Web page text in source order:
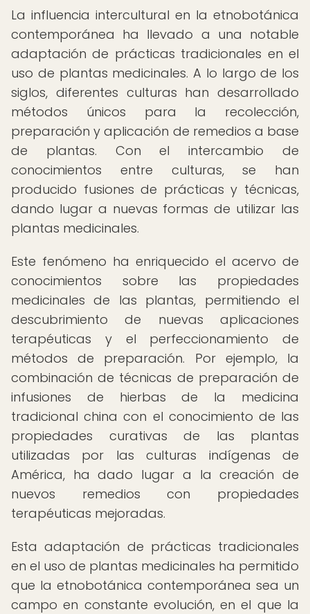
La influencia intercultural en la etnobotánica
contemporánea ha llevado a una notable
adaptación de prácticas tradicionales en el
uso de plantas medicinales. A lo largo de los
siglos, diferentes culturas han desarrollado
métodos únicos para la recolección,
preparación y aplicación de remedios a base
de plantas. Con el intercambio de
conocimientos entre culturas, se han
producido fusiones de prácticas y técnicas,
dando lugar a nuevas formas de utilizar las
plantas medicinales.
Este fenómeno ha enriquecido el acervo de
conocimientos sobre las propiedades
medicinales de las plantas, permitiendo el
descubrimiento de nuevas aplicaciones
terapéuticas y el perfeccionamiento de
métodos de preparación. Por ejemplo, la
combinación de técnicas de preparación de
infusiones de hierbas de la medicina
tradicional china con el conocimiento de las
propiedades curativas de las plantas
utilizadas por las culturas indígenas de
América, ha dado lugar a la creación de
nuevos remedios con propiedades
terapéuticas mejoradas.
Esta adaptación de prácticas tradicionales
en el uso de plantas medicinales ha permitido
que la etnobotánica contemporánea sea un
campo en constante evolución, en el que la